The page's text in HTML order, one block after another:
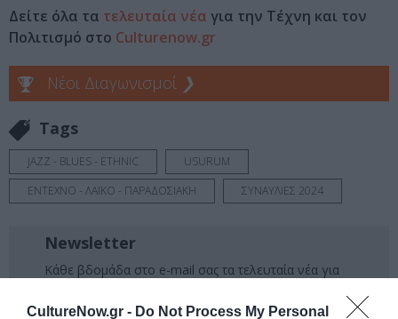
CultureNow.gr - Do Not Process My Personal
Δείτε όλα τα τελευταία νέα για την Τέχνη και τον
Πολιτισμό στο Culturenow.gr
Νέοι Διαγωνισμοί ❯
Tags
JAZZ - BLUES - ETHNIC
USURUM
ΕΝΤΕΧΝΟ - ΛΑΪΚΟ - ΠΑΡΑΔΟΣΙΑΚΗ
ΣΥΝΑΥΛΙΕΣ 2024
Newsletter
Κάθε βδομάδα στο e-mail σας τα τελευταία νέα για